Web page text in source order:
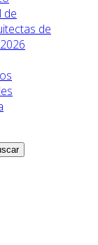
de
de